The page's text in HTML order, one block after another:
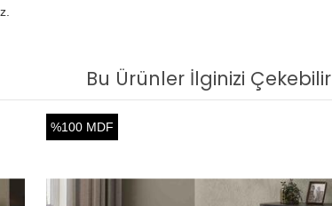
Bu Ürünler İlginizi Çekebilir
%100 MDF